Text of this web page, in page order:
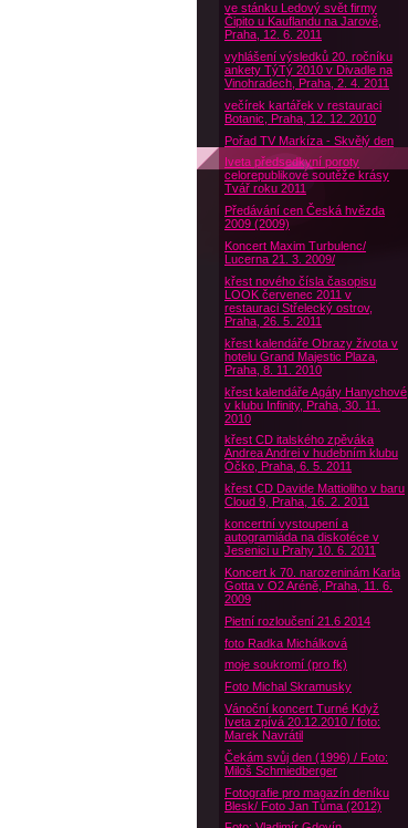
ve stánku Ledový svět firmy
Čipito u Kauflandu na Jarově,
Praha, 12. 6. 2011
vyhlášení výsledků 20. ročníku
ankety TýTý 2010 v Divadle na
Vinohradech, Praha, 2. 4. 2011
večírek kartářek v restauraci
Botanic, Praha, 12. 12. 2010
Pořad TV Markíza - Skvělý den
Iveta předsedkyní poroty
celorepublikové soutěže krásy
Tvář roku 2011
Předávání cen Česká hvězda
2009 (2009)
Koncert Maxim Turbulenc/
Lucerna 21. 3. 2009/
křest nového čísla časopisu
LOOK červenec 2011 v
restauraci Střelecký ostrov,
Praha, 26. 5. 2011
křest kalendáře Obrazy života v
hotelu Grand Majestic Plaza,
Praha, 8. 11. 2010
křest kalendáře Agáty Hanychové
v klubu Infinity, Praha, 30. 11.
2010
křest CD italského zpěváka
Andrea Andrei v hudebním klubu
Óčko, Praha, 6. 5. 2011
křest CD Davide Mattioliho v baru
Cloud 9, Praha, 16. 2. 2011
koncertní vystoupení a
autogramiáda na diskotéce v
Jesenici u Prahy 10. 6. 2011
Koncert k 70. narozeninám Karla
Gotta v O2 Aréně, Praha, 11. 6.
2009
Pietní rozloučení 21.6 2014
foto Radka Michálková
moje soukromí (pro fk)
Foto Michal Skramusky
Vánoční koncert Turné Když
Iveta zpívá 20.12.2010 / foto:
Marek Navrátil
Čekám svůj den (1996) / Foto:
Miloš Schmiedberger
Fotografie pro magazín deníku
Blesk/ Foto Jan Tůma (2012)